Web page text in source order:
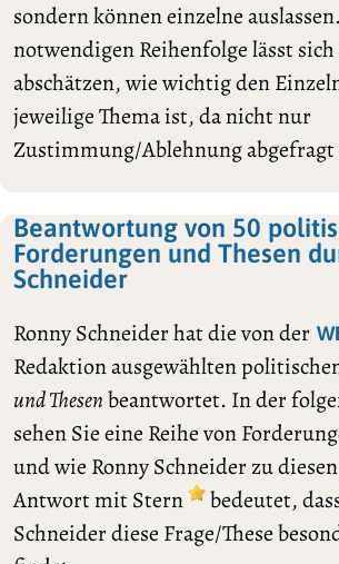
sondern können einzelne
notwendigen Reihenfolge lässt sich
abschätzen, wie wichtig den
jeweilige Thema ist, da nicht nur
Zustimmung/Ablehnung
Beantwortung von 50
Forderungen und Thesen
Schneider
Ronny Schneider hat die von der
Redaktion ausgewählten
und Thesenbeantwortet. In der
sehen Sie eine Reihe von
und wie Ronny Schneider zu
Antwort mit Stern
bedeutet,
Schneider diese Frage/These